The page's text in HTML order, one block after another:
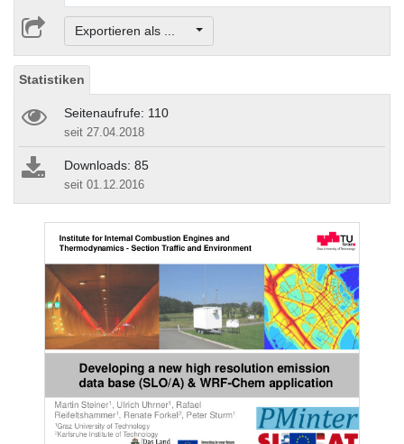
Exportieren als ...
Statistiken
Seitenaufrufe: 110
seit 27.04.2018
Downloads: 85
seit 01.12.2016